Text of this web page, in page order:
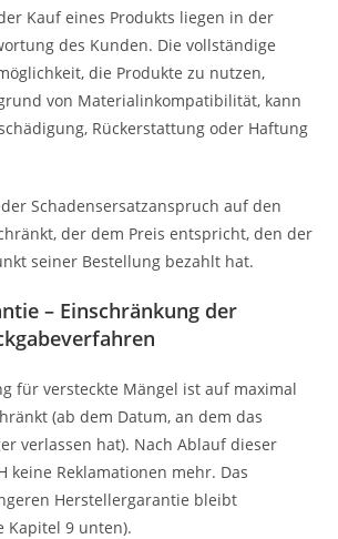
Kauf eines Produkts liegen in der
des Kunden. Die vollständige
die Produkte zu nutzen,
von Materialinkompatibilität, kann
Rückerstattung oder Haftung
Schadensersatzanspruch auf den
der dem Preis entspricht, den der
seiner Bestellung bezahlt hat.
– Einschränkung der
für versteckte Mängel ist auf maximal
(ab dem Datum, an dem das
verlassen hat). Nach Ablauf dieser
keine Reklamationen mehr. Das
Herstellergarantie bleibt
Kapitel 9 unten).